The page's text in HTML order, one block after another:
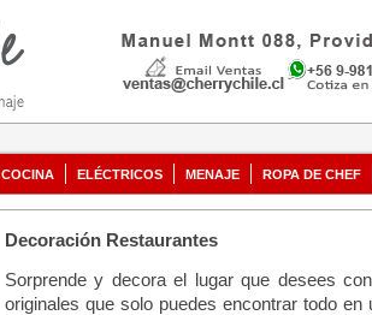
COCINA ELÉCTRICOS MENAJE ROPA DE CHEF
Decoración Restaurantes
Sorprende y decora el lugar que desees
originales que solo puedes encontrar todo en